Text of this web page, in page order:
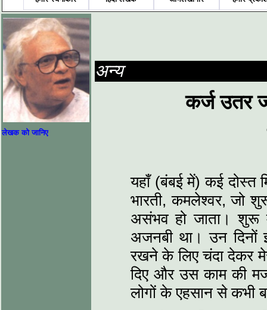
लेखक को जानिए
अन्य
कर्ज उतर
यहाँ (बंबई में) कई दोस्त
भारती, कमलेश्वर, जो
असंभव हो जाता। शुरू
अजनबी था। उन दिनों
रखने के लिए चंदा देकर
दिए और उस काम की
लोगों के एहसान से कभी